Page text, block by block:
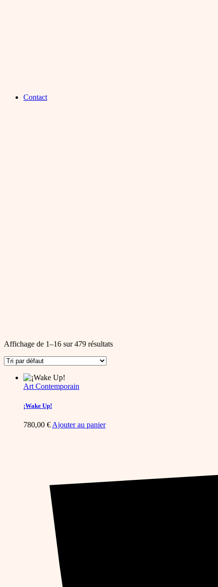
Contact
Affichage de 1–16 sur 479 résultats
Art Contemporain
¡Wake Up!
780,00 € Ajouter au panier